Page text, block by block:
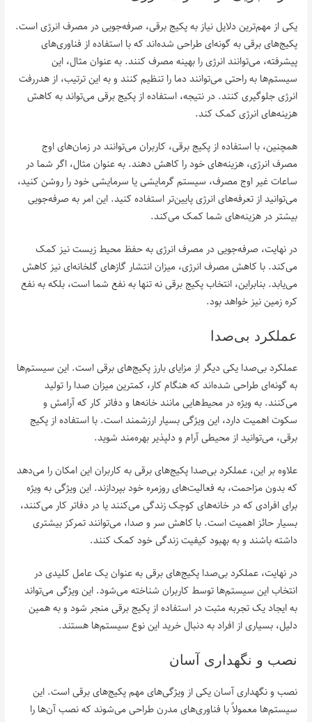
یکی از مهم‌ترین دلایل نیاز به پکیج برقی، صرفه‌جویی در مصرف انرژی است.
پکیج‌های برقی به گونه‌ای طراحی شده‌اند که با استفاده از فناوری‌های
پیشرفته، می‌توانند انرژی را بهینه مصرف کنند. به عنوان مثال، این
سیستم‌ها به راحتی می‌توانند دما را تنظیم کنند و به این ترتیب، از هدررفت
انرژی جلوگیری کنند. در نتیجه، استفاده از پکیج برقی می‌تواند به کاهش
هزینه‌های انرژی کمک کند.
همچنین، با استفاده از پکیج برقی، کاربران می‌توانند در زمان‌های اوج
مصرف انرژی، هزینه‌های خود را کاهش دهند. به عنوان مثال، اگر شما در
ساعات غیر اوج مصرف، سیستم گرمایشی یا سرمایشی خود را روشن کنید،
می‌توانید از تعرفه‌های انرژی پایین‌تر استفاده کنید. این امر به صرفه‌جویی
بیشتر در هزینه‌های شما کمک می‌کند.
در نهایت، صرفه‌جویی در مصرف انرژی به حفظ محیط زیست نیز کمک
می‌کند. با کاهش مصرف انرژی، میزان انتشار گازهای گلخانه‌ای نیز کاهش
می‌یابد. بنابراین، انتخاب پکیج برقی نه تنها به نفع شما است، بلکه به نفع
کره زمین نیز خواهد بود.
عملکرد بی‌صدا
عملکرد بی‌صدا یکی دیگر از مزایای بارز پکیج‌های برقی است. این سیستم‌ها
به گونه‌ای طراحی شده‌اند که هنگام کار، کمترین میزان صدا را تولید
می‌کنند. به ویژه در محیط‌هایی مانند خانه‌ها و دفاتر کار که آرامش و
سکوت اهمیت دارد، این ویژگی بسیار ارزشمند است. با استفاده از پکیج
برقی، می‌توانید از محیطی آرام و دلپذیر بهره‌مند شوید.
علاوه بر این، عملکرد بی‌صدا پکیج‌های برقی به کاربران این امکان را می‌دهد
که بدون مزاحمت، به فعالیت‌های روزمره خود بپردازند. این ویژگی به ویژه
برای افرادی که در خانه‌های کوچک زندگی می‌کنند یا در دفاتر کار می‌کنند،
بسیار حائز اهمیت است. با کاهش سر و صدا، می‌توانند تمرکز بیشتری
داشته باشند و به بهبود کیفیت زندگی خود کمک کنند.
در نهایت، عملکرد بی‌صدا پکیج‌های برقی به عنوان یک عامل کلیدی در
انتخاب این سیستم‌ها توسط کاربران شناخته می‌شود. این ویژگی می‌تواند
به ایجاد یک تجربه مثبت در استفاده از پکیج برقی منجر شود و به همین
دلیل، بسیاری از افراد به دنبال خرید این نوع سیستم‌ها هستند.
نصب و نگهداری آسان
نصب و نگهداری آسان یکی از ویژگی‌های مهم پکیج‌های برقی است. این
سیستم‌ها معمولاً با فناوری‌های مدرن طراحی می‌شوند که نصب آن‌ها را